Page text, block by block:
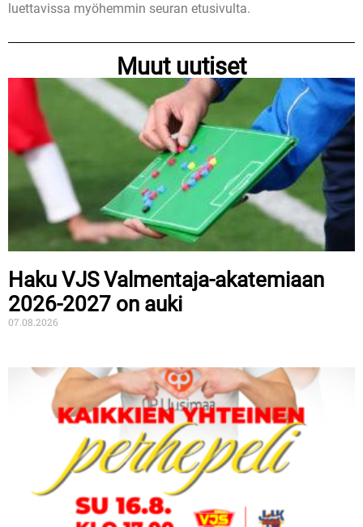
luettavissa myöhemmin seuran etusivulta.
Muut uutiset
Haku VJS Valmentaja-akatemiaan
2026-2027 on auki
07.08.2026